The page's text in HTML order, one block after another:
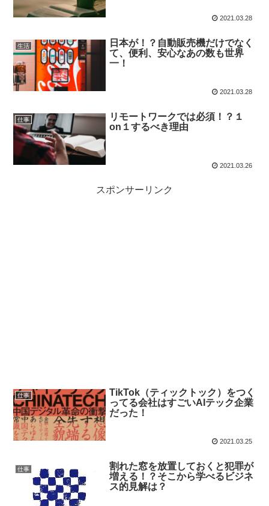
2021.03.28
生活
日本が！？自動販売機だけでなく
て、便利、安心なあの数も世界
一！
2021.03.28
仕事
リモートワークでは必須！？１
on１するべき理由
2021.03.26
スポンサーリンク
仕事
TikTok（ティックトック）をつく
ってる会社はすごいAIテック企業
だった！
2021.03.25
仕事
割れた窓を放置しておくと犯罪が
増える！？そこから学べるビジネ
ス的見解は？